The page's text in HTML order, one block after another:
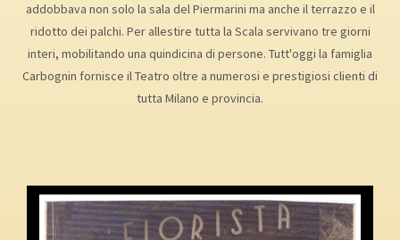
addobbava non solo la sala del Piermarini ma anche il terrazzo e il
ridotto dei palchi. Per allestire tutta la Scala servivano tre giorni
interi, mobilitando una quindicina di persone. Tutt'oggi la famiglia
Carbognin fornisce il Teatro oltre a numerosi e prestigiosi clienti di
tutta Milano e provincia.